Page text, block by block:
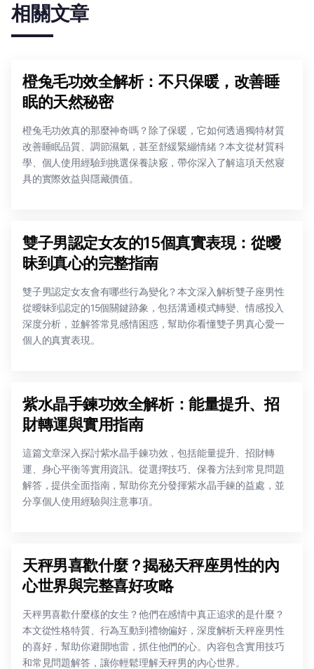
相關文章
橙兔毛功效全解析：不只保暖，改善睡
眠的天然秘密
橙兔毛功效真的那麼神奇嗎？除了保暖，它如何透過獨特材質
改善睡眠品質、調節濕氣，甚至舒緩緊繃情緒？本文從材質科
學、個人使用經驗到挑選保養訣竅，帶你深入了解這項天然寢
具的實際效益與隱藏價值。
雙子男認定女友的15個真實表現：從曖
昧到真心的完整指南
雙子男認定女友會有哪些行為變化？本文深入解析雙子座男性
從曖昧到認定的15個關鍵跡象，包括溝通模式轉變、情感投入
深度分析，並解答常見感情困惑，幫助你看懂雙子男真心愛一
個人的真實表現。
紫水晶手鍊功效全解析：能量提升、招
財轉運與實用指南
這篇文章深入探討紫水晶手鍊功效，包括能量提升、招財轉
運、身心平衡等實用資訊。從選擇技巧、保養方法到常見問題
解答，提供全面指南，幫助你充分發揮紫水晶手鍊的益處，並
分享個人使用經驗與注意事項。
天秤男喜歡什麼？揭秘天秤座男性的內
心世界與完整喜好攻略
天秤男喜歡什麼樣的女生？他們在感情中真正追求的是什麼？
本文從性格特質、行為互動到禮物偏好，深度解析天秤座男性
的喜好，幫助你避開地雷，抓住他們的心。內容包含實用技巧
和常見問題解答，讓你輕鬆理解天秤男的內心世界。